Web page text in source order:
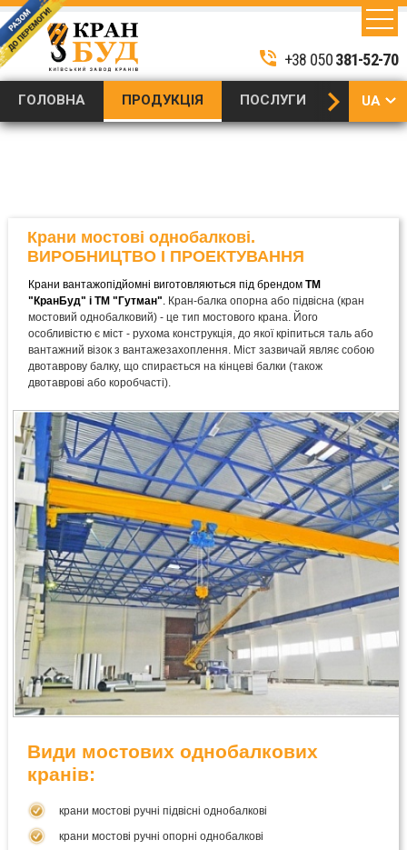
phone_in_talk +38 050381-52-70
ГОЛОВНА ПРОДУКЦІЯ ПОСЛУГИ keyboard_arrow_right UA
Продукція
/
Виробництво і постачання
промислових кранів
однобалкові (Кран-
балки)
Крани мостові однобалкові.
ВИРОБНИЦТВО І ПРОЕКТУВАННЯ
Крани вантажопідйомні виготовляються під брендом ТМ
"КранБуд" і ТМ "Гутман". Кран-балка опорна або підвісна (кран
мостовий однобалковий) - це тип мостового крана. Його
особливістю є міст - рухома конструкція, до якої кріпиться таль або
вантажний візок з вантажезахоплення. Міст зазвичай являє собою
двотаврову балку, що спирається на кінцеві балки (також
двотаврові або коробчасті).
Види мостових однобалкових
кранів:
крани мостові ручні підвісні однобалкові
крани мостові ручні опорні однобалкові